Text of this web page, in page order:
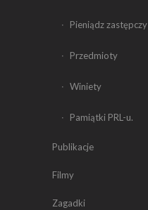
Pieniądz zastępczy
Przedmioty
Winiety
Pamiątki PRL-u.
Publikacje
Filmy
Zagadki